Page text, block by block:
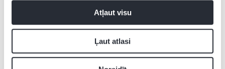
Atļaut visu
Ļaut atlasi